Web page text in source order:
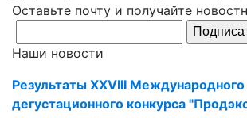
Оставьте почту и получайте
Наши новости
Результаты XXVIII Международного
дегустационного конкурса